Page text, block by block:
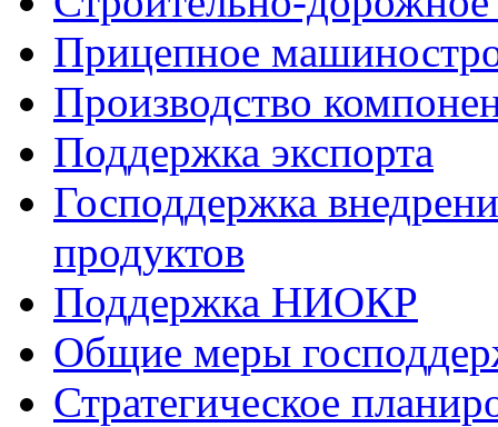
Прицепное
Производство
Поддержка экспорта
Господдержка
продуктов
Поддержка НИОКР
Общие меры
Стратегическое